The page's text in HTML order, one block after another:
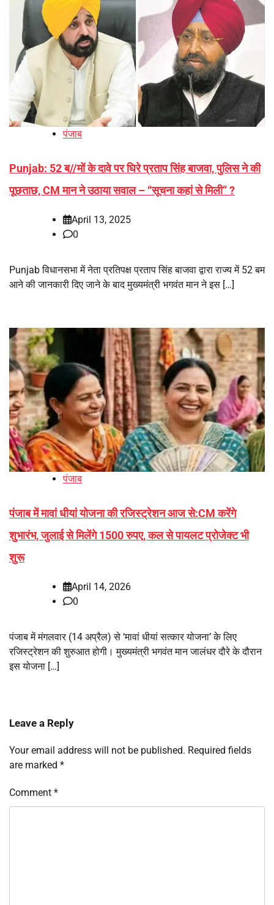
पंजाब
Punjab: 52 ब//मों के दावे पर घिरे प्रताप सिंह बाजवा, पुलिस ने की
पूछताछ, CM मान ने उठाया सवाल – “सूचना कहां से मिली” ?
April 13, 2025
0
Punjab विधानसभा में नेता प्रतिपक्ष प्रताप सिंह बाजवा द्वारा राज्य में 52 बम
आने की जानकारी दिए जाने के बाद मुख्यमंत्री भगवंत मान ने इस […]
पंजाब
पंजाब में मावां धीयां योजना की रजिस्ट्रेशन आज से:CM करेंगे
शुभारंभ, जुलाई से मिलेंगे 1500 रुपए, कल से पायलट प्रोजेक्ट भी
शुरू
April 14, 2026
0
पंजाब में मंगलवार (14 अप्रैल) से ‘मावां धीयां सत्कार योजना’ के लिए
रजिस्ट्रेशन की शुरुआत होगी। मुख्यमंत्री भगवंत मान जालंधर दौरे के दौरान
इस योजना […]
Leave a Reply
Your email address will not be published. Required fields
are marked *
Comment *